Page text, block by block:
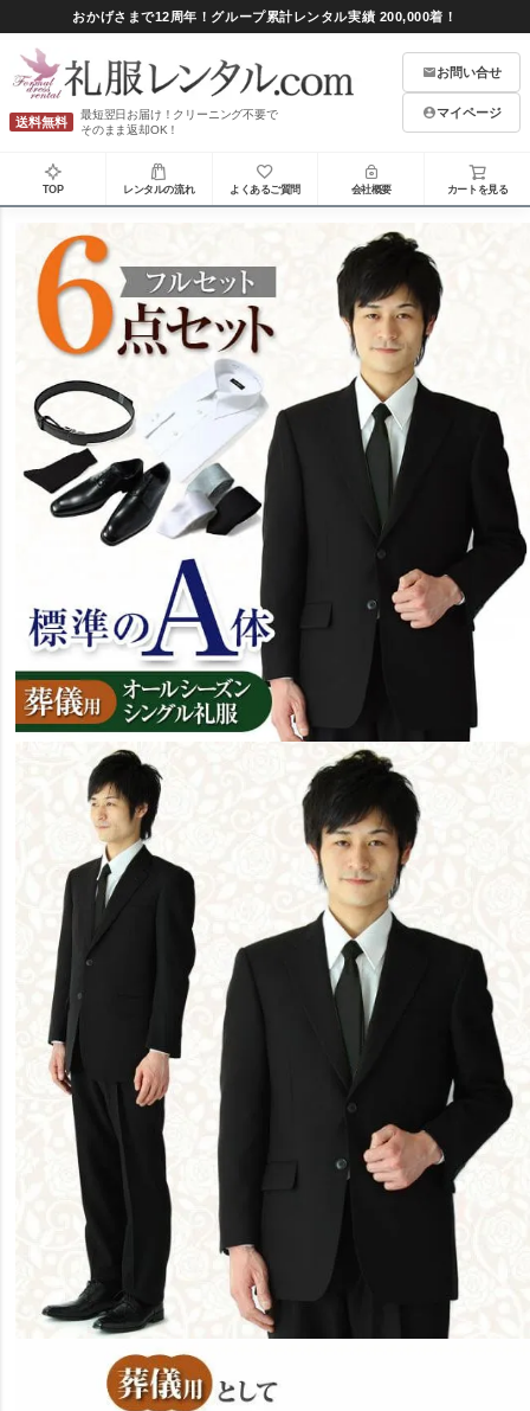
おかげさまで12周年！グループ累計レンタル実績 200,000着！
送料無料
最短翌日お届け！クリーニング不要で
そのまま返却OK！
お問い合せ
マイページ
TOP レンタルの流れ よくあるご質問 会社概要 カートを見る